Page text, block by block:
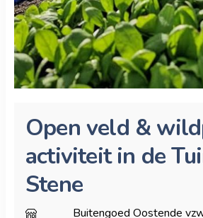
Open veld &
activiteit in de
Stene
Buitengoed Oostende